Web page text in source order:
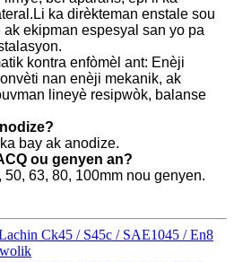
ka dirèkteman enstale sou
ekipman espesyal san yo pa
kontra enfòmèl ant: Enèji
nan enèji mekanik, ak
lineyè resipwòk, balanse
bay ak anodize.
ou genyen an?
50, 63, 80, 100mm nou genyen.
Ck45 / S45c / SAE1045 / En8